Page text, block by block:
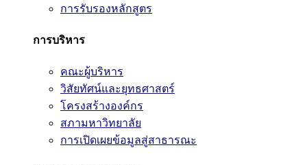
การรับรองหลักสูตร
การบริหาร
คณะผู้บริหาร
วิสัยทัศน์และยุทธศาสตร์
โครงสร้างองค์กร
สภามหาวิทยาลัย
การเปิดเผยข้อมูลสู่สาธารณะ